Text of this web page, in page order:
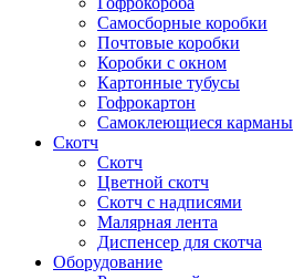
Самосборные коробки
Почтовые коробки
Коробки с окном
Картонные тубусы
Гофрокартон
Самоклеющиеся карманы
Скотч
Скотч
Цветной скотч
Скотч с надписями
Малярная лента
Диспенсер для скотча
Оборудование